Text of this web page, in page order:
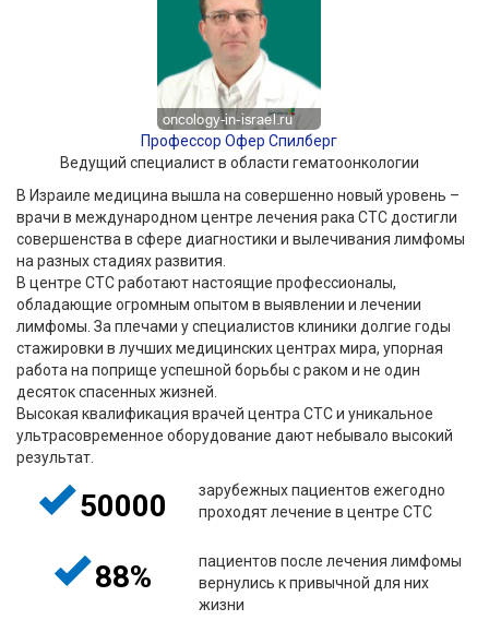
Профессор Офер Спилберг
Ведущий специалист в области гематоонкологии
В Израиле медицина вышла на совершенно новый уровень –
врачи в международном центре лечения рака СТС достигли
совершенства в сфере диагностики и вылечивания лимфомы
на разных стадиях развития.
В центре СТС работают настоящие профессионалы,
обладающие огромным опытом в выявлении и лечении
лимфомы. За плечами у специалистов клиники долгие годы
стажировки в лучших медицинских центрах мира, упорная
работа на поприще успешной борьбы с раком и не один
десяток спасенных жизней.
Высокая квалификация врачей центра СТС и уникальное
ультрасовременное оборудование дают небывало высокий
результат.
50000
зарубежных пациентов ежегодно
проходят лечение в центре СТС
88%
пациентов после лечения лимфомы
вернулись к привычной для них
жизни